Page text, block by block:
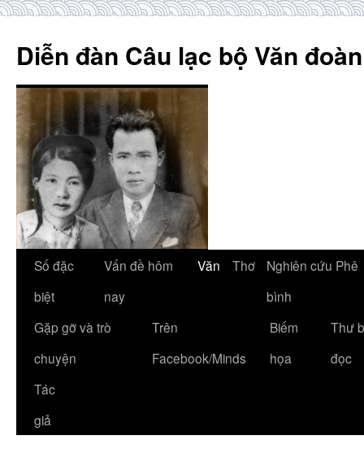
content
Diễn đàn Câu lạc bộ Văn
Số đặc
biệt
Vấn đề hôm
nay
Văn Thơ
Nghiên cứu Phê
bình
Gặp gỡ và trò
chuyện
Trên
Facebook/Minds
Biếm
họa
Thư
đọc
Tác
giả